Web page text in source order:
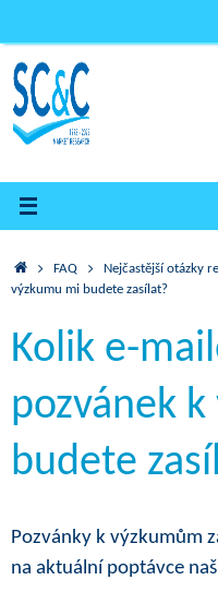
HomeFAQ Nejčastější otázky
výzkumu mi budete zasílat?
Kolik e-
pozvánek
budete
Pozvánky k výzkumům
na aktuální poptávce